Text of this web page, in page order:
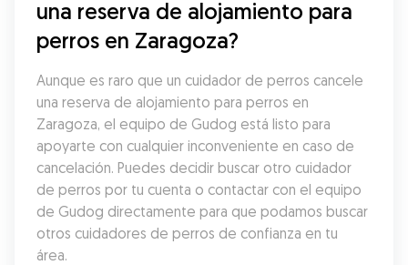
una reserva de alojamiento para
perros en Zaragoza?
Aunque es raro que un cuidador de perros cancele
una reserva de alojamiento para perros en
Zaragoza, el equipo de Gudog está listo para
apoyarte con cualquier inconveniente en caso de
cancelación. Puedes decidir buscar otro cuidador
de perros por tu cuenta o contactar con el equipo
de Gudog directamente para que podamos buscar
otros cuidadores de perros de confianza en tu
área.